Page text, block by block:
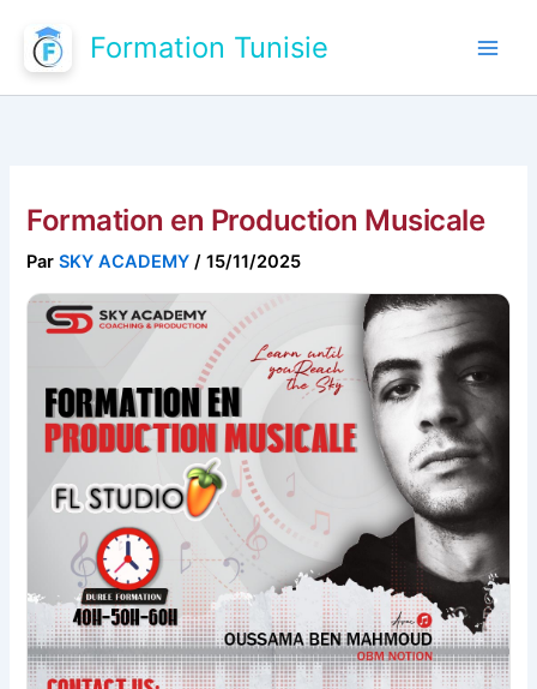
contenu
Formation Tunisie
Formation en Production Musicale
ParSKY ACADEMY/15/11/2025